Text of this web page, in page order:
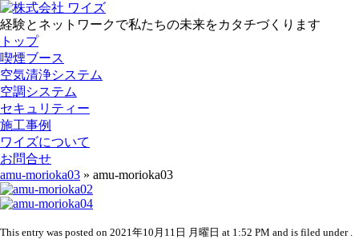
経験とネットワークで私たちの未来をカタチづくります
トップ
喫煙ブース
空気清浄システム
空調システム
セキュリティー
施工事例
ワイズについて
お問合せ
amu-morioka03 » amu-morioka03
This entry was posted on 2021年10月11日 月曜日 at 1:52 PM and is filed under .